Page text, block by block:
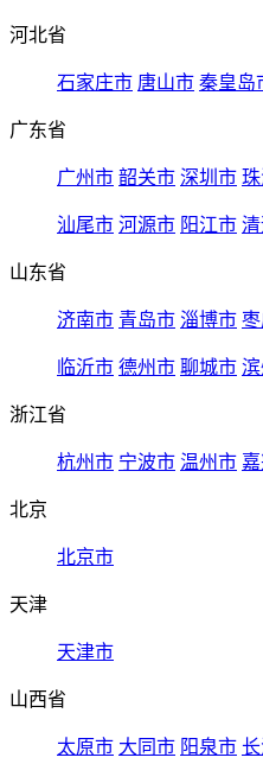
河北省
石家庄市 唐山市 秦皇岛
广东省
广州市 韶关市 深圳市
汕尾市 河源市 阳江市
山东省
济南市 青岛市 淄博市
临沂市 德州市 聊城市
浙江省
杭州市 宁波市 温州市
北京
北京市
天津
天津市
山西省
太原市 大同市 阳泉市